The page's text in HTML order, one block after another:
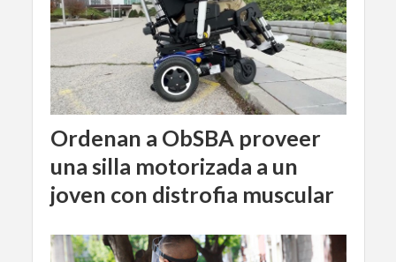
Ordenan a ObSBA proveer
una silla motorizada a un
joven con distrofia muscular